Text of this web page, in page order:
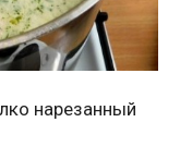
нарезанный